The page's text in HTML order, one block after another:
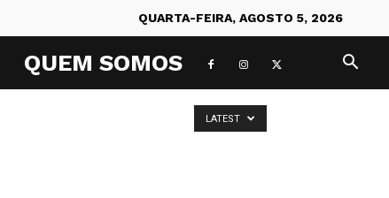
QUARTA-FEIRA, AGOSTO 5, 2026
QUEM SOMOS
LATEST